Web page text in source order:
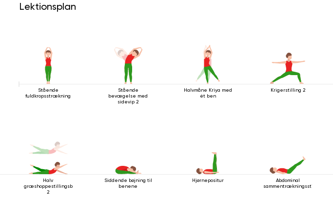
Lektionsplan
Stående
fuldkropsstrækning
Stående
bevægelse med
sidevip 2
Halvmåne Kriya med
ét ben
Krigerstilling 2
Halv
græshoppestillingsbevægelse
2
Siddende bøjning til
benene
Hjørnepositur
Abdominal
sammentrækningsstilling